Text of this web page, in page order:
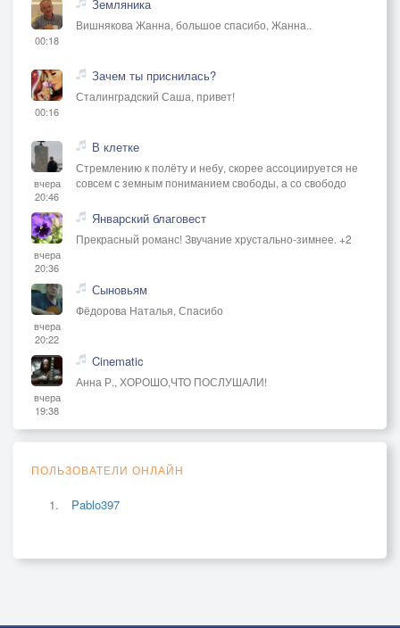
00:18
Земляника
Вишнякова Жанна, большое спасибо, Жанна..
00:16
Зачем ты приснилась?
Сталинградский Саша, привет!
вчера
20:46
В клетке
Стремлению к полёту и небу, скорее ассоциируется не
совсем с земным пониманием свободы, а со свободо
вчера
20:36
Январский благовест
Прекрасный романс! Звучание хрустально-зимнее. +2
вчера
20:22
Сыновьям
Фёдорова Наталья, Спасибо
вчера
19:38
Cinematic
Анна Р., ХОРОШО,ЧТО ПОСЛУШАЛИ!
ПОЛЬЗОВАТЕЛИ ОНЛАЙН
Pablo397